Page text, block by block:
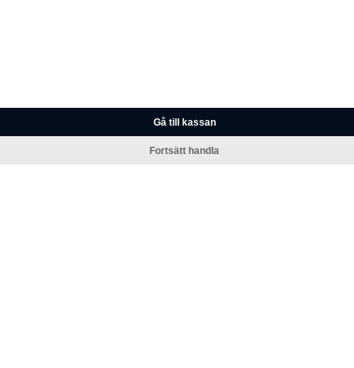
Gå till kassan
Fortsätt handla